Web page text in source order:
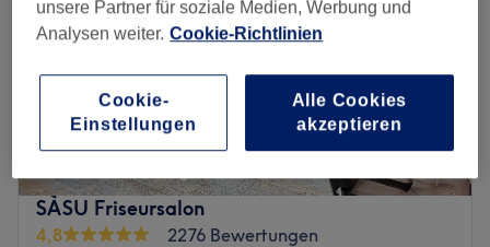
Samstag
09:00– 16:00
Sonntag
Hey Leute, aufgepasst: Friseursalon Haarwelt A&G ist
die neue Adresse für dein perfektes Hairstyling! Du
findest den Salon in Hamburg-Winterhude. Hier gibt es
eine auf deinen Haartyp abgestimmte Pflege!
Nächste öffentliche Verkehrsmittel:
SÀSU Friseursalon
4,8
2276 Bewertungen
unsere Partner für soziale Medien, Werbung und
Analysen weiter. Cookie-Richtlinien
Cookie-
Einstellungen
Alle Cookies
akzeptieren